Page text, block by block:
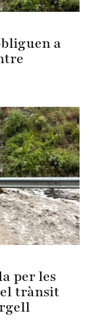
a
per les
el trànsit